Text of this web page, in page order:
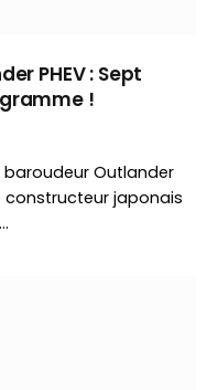
PHEV : Sept
!
Outlander
constructeur japonais